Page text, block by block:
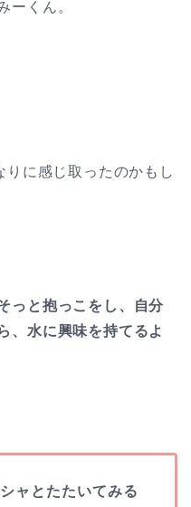
ーくん。
に感じ取ったのかもし
っと抱っこをし、自分
、水に興味を持てるよ
ャとたたいてみる